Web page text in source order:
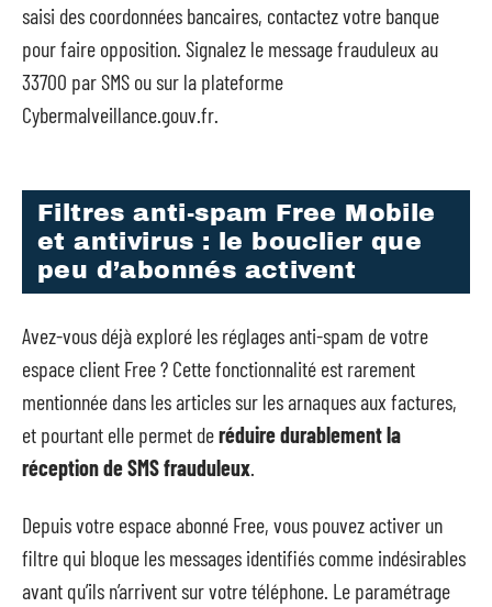
saisi des coordonnées bancaires, contactez votre banque
pour faire opposition. Signalez le message frauduleux au
33700 par SMS ou sur la plateforme
Cybermalveillance.gouv.fr.
Filtres anti-spam Free Mobile
et antivirus : le bouclier que
peu d’abonnés activent
Avez-vous déjà exploré les réglages anti-spam de votre
espace client Free ? Cette fonctionnalité est rarement
mentionnée dans les articles sur les arnaques aux factures,
et pourtant elle permet deréduire durablement la
réception de SMS frauduleux
Depuis votre espace abonné Free, vous pouvez activer un
filtre qui bloque les messages identifiés comme indésirables
avant qu’ils n’arrivent sur votre téléphone. Le paramétrage